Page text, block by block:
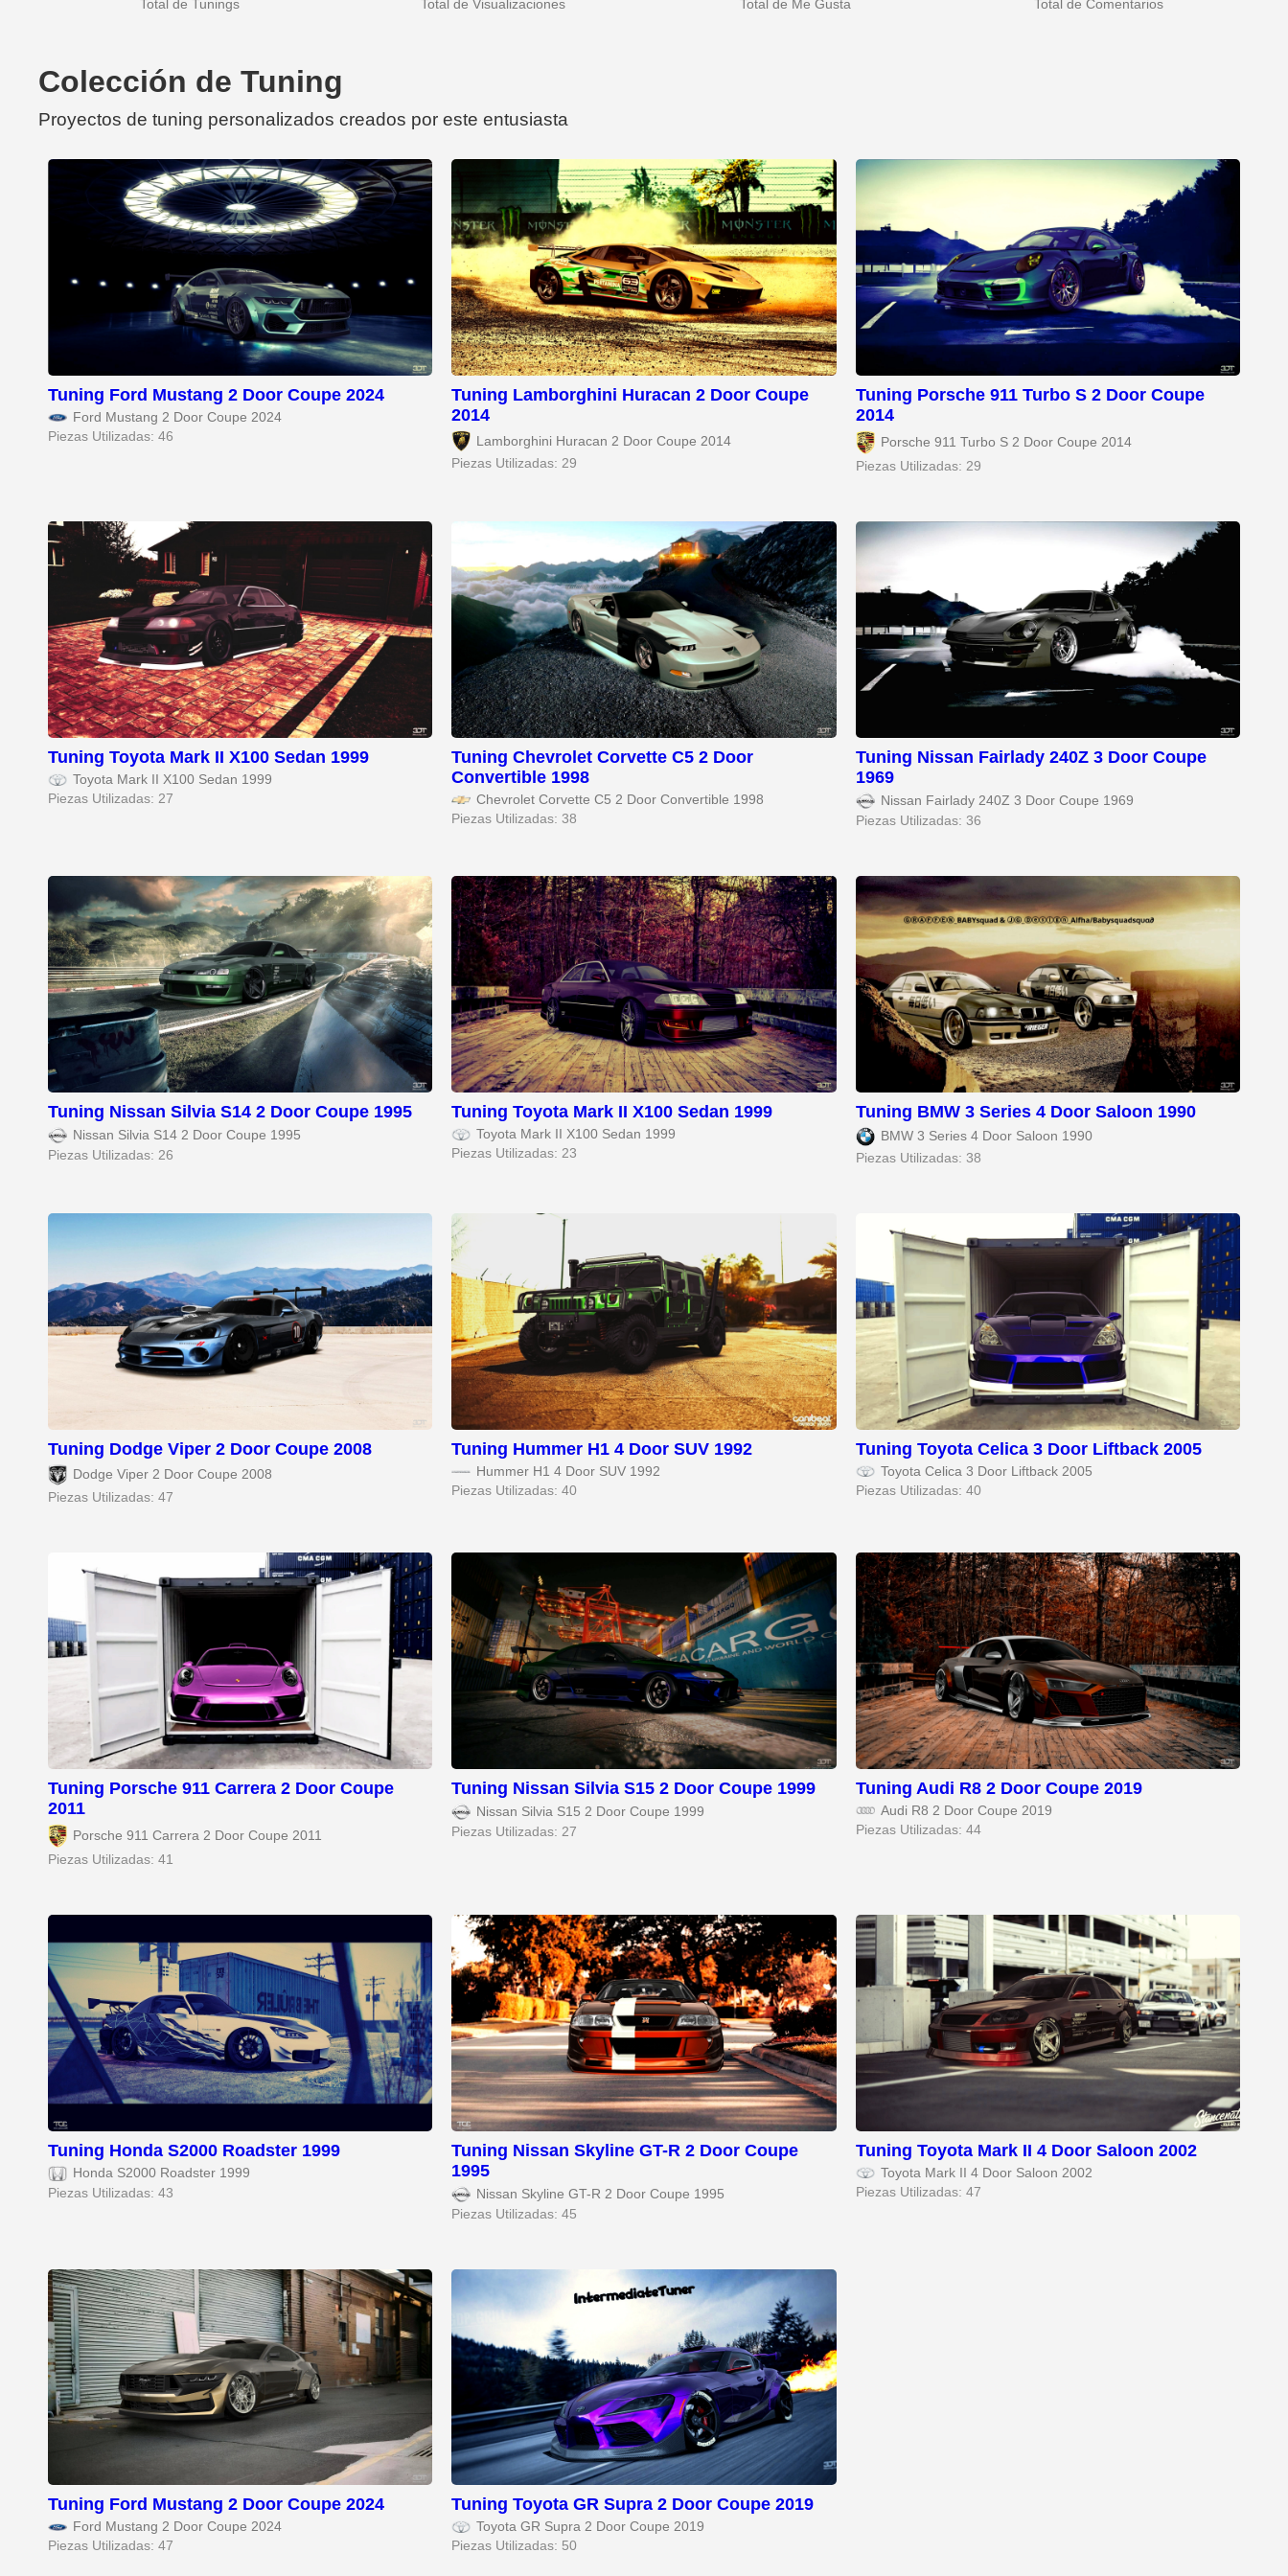
Total de Tunings Total de Visualizaciones Total de Me Gusta Total de Comentarios
Colección de Tuning
Proyectos de tuning personalizados creados por este entusiasta
Tuning Ford Mustang 2 Door Coupe 2024
Ford Mustang 2 Door Coupe 2024
Piezas Utilizadas: 46
Tuning Lamborghini Huracan 2 Door Coupe
2014
Lamborghini Huracan 2 Door Coupe 2014
Piezas Utilizadas: 29
Tuning Porsche 911 Turbo S 2 Door Coupe
2014
Porsche 911 Turbo S 2 Door Coupe 2014
Piezas Utilizadas: 29
Tuning Toyota Mark II X100 Sedan 1999
Toyota Mark II X100 Sedan 1999
Piezas Utilizadas: 27
Tuning Chevrolet Corvette C5 2 Door
Convertible 1998
Chevrolet Corvette C5 2 Door Convertible 1998
Piezas Utilizadas: 38
Tuning Nissan Fairlady 240Z 3 Door Coupe
1969
Nissan Fairlady 240Z 3 Door Coupe 1969
Piezas Utilizadas: 36
Tuning Nissan Silvia S14 2 Door Coupe 1995
Nissan Silvia S14 2 Door Coupe 1995
Piezas Utilizadas: 26
Tuning Toyota Mark II X100 Sedan 1999
Toyota Mark II X100 Sedan 1999
Piezas Utilizadas: 23
Tuning BMW 3 Series 4 Door Saloon 1990
BMW 3 Series 4 Door Saloon 1990
Piezas Utilizadas: 38
Tuning Dodge Viper 2 Door Coupe 2008
Dodge Viper 2 Door Coupe 2008
Piezas Utilizadas: 47
Tuning Hummer H1 4 Door SUV 1992
Hummer H1 4 Door SUV 1992
Piezas Utilizadas: 40
Tuning Toyota Celica 3 Door Liftback 2005
Toyota Celica 3 Door Liftback 2005
Piezas Utilizadas: 40
Tuning Porsche 911 Carrera 2 Door Coupe
2011
Porsche 911 Carrera 2 Door Coupe 2011
Piezas Utilizadas: 41
Tuning Nissan Silvia S15 2 Door Coupe 1999
Nissan Silvia S15 2 Door Coupe 1999
Piezas Utilizadas: 27
Tuning Audi R8 2 Door Coupe 2019
Audi R8 2 Door Coupe 2019
Piezas Utilizadas: 44
Tuning Honda S2000 Roadster 1999
Honda S2000 Roadster 1999
Piezas Utilizadas: 43
Tuning Nissan Skyline GT-R 2 Door Coupe
1995
Nissan Skyline GT-R 2 Door Coupe 1995
Piezas Utilizadas: 45
Tuning Toyota Mark II 4 Door Saloon 2002
Toyota Mark II 4 Door Saloon 2002
Piezas Utilizadas: 47
Tuning Ford Mustang 2 Door Coupe 2024
Ford Mustang 2 Door Coupe 2024
Piezas Utilizadas: 47
Tuning Toyota GR Supra 2 Door Coupe 2019
Toyota GR Supra 2 Door Coupe 2019
Piezas Utilizadas: 50